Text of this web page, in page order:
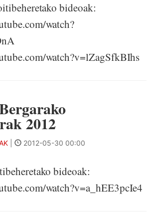
bideoak:
watch?
watch?v=lZagSfkBIhs
2012
2012-05-30 00:00
bideoak:
watch?v=a_hEE3pcIe4